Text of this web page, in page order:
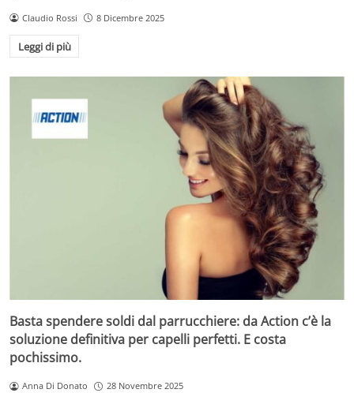
Claudio Rossi 8 Dicembre 2025
Leggi di più
Basta spendere soldi dal parrucchiere: da Action c’è la
soluzione definitiva per capelli perfetti. E costa
pochissimo.
Anna Di Donato 28 Novembre 2025